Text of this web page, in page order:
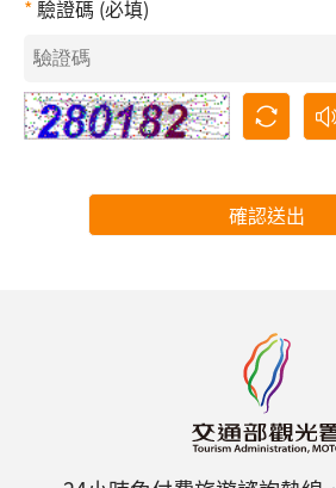
驗證碼 (必填)
確認送出